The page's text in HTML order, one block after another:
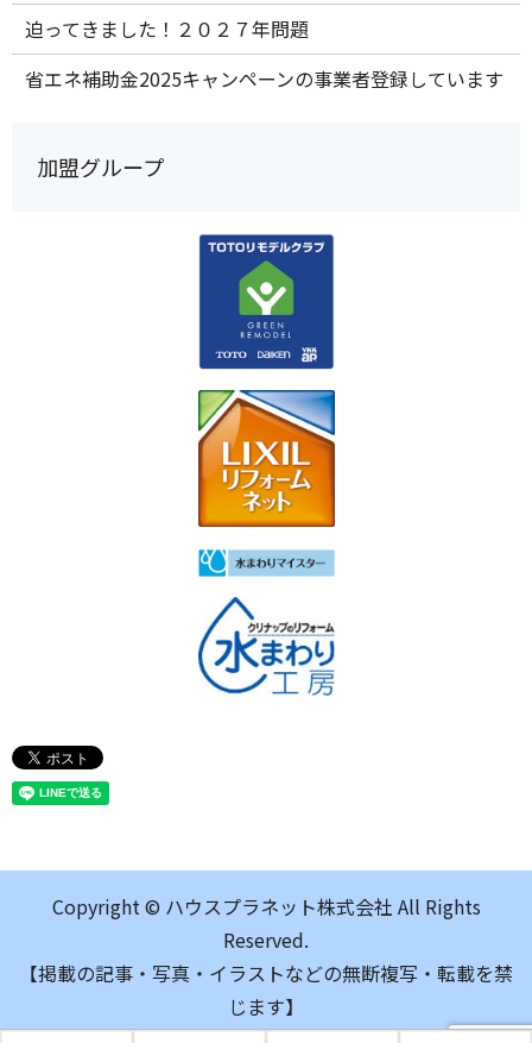
迫ってきました！２０２７年問題
省エネ補助金2025キャンペーンの事業者登録しています
加盟グループ
Copyright © ハウスプラネット株式会社 All Rights
Reserved.
【掲載の記事・写真・イラストなどの無断複写・転載を禁
じます】